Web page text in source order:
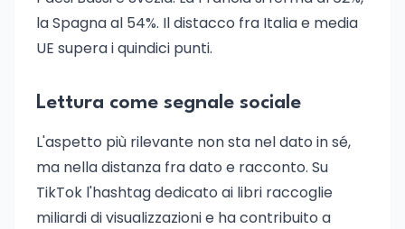
la Spagna al 54%. Il distacco fra Italia e media
UE supera i quindici punti.
Lettura come segnale sociale
L'aspetto più rilevante non sta nel dato in sé,
ma nella distanza fra dato e racconto. Su
TikTok l'hashtag dedicato ai libri raccoglie
miliardi di visualizzazioni e ha contribuito a